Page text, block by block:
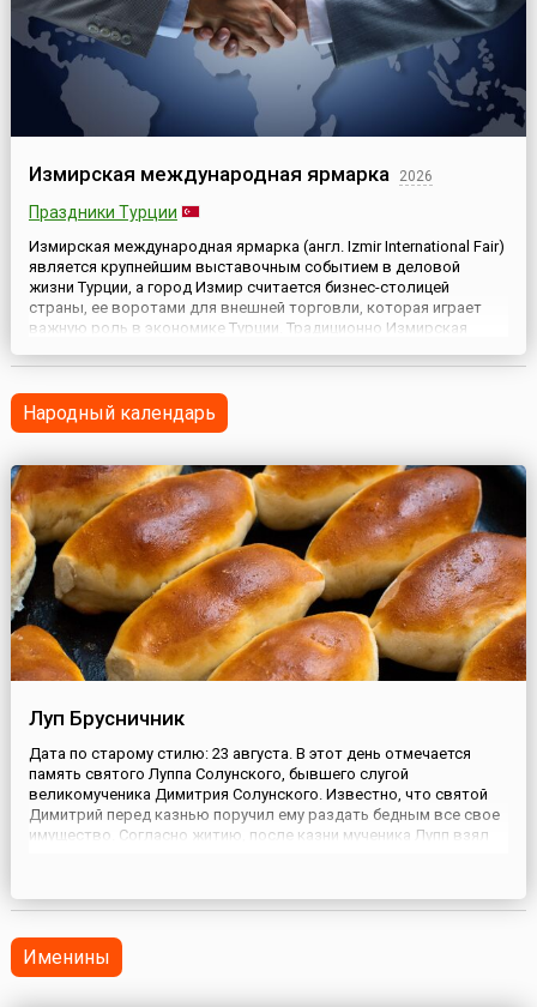
Измирская международная ярмарка 2026
Праздники Турции
Измирская международная ярмарка (англ. Izmir International Fair)
является крупнейшим выставочным событием в деловой
жизни Турции, а город Измир считается бизнес-столицей
страны, ее воротами для внешней торговли, которая играет
важную роль в экономике Турции. Традиционно Измирская
сентябре в индустриальном центре Измир на побережье
Эгейского м...
Народный календарь
Луп Брусничник
Дата по старому стилю: 23 августа. В этот день отмечается
память святого Луппа Солунского, бывшего слугой
великомученика Димитрия Солунского. Известно, что святой
Димитрий перед казнью поручил ему раздать бедным все свое
имущество. Согласно житию, после казни мученика Лупп взял
много ч...
Именины